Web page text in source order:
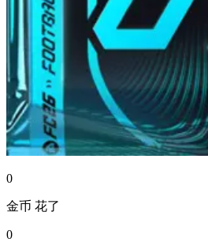
0
金币 花了
0